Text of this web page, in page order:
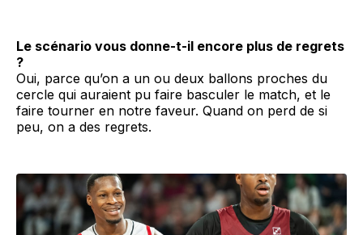
Le scénario vous donne-t-il encore plus de regrets
?
Oui, parce qu’on a un ou deux ballons proches du
cercle qui auraient pu faire basculer le match, et le
faire tourner en notre faveur. Quand on perd de si
peu, on a des regrets.